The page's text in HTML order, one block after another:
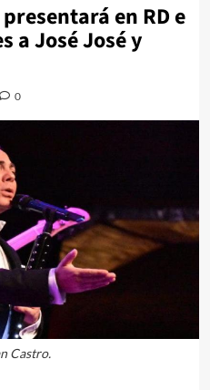
en RD e
a José José y
0
Castro.